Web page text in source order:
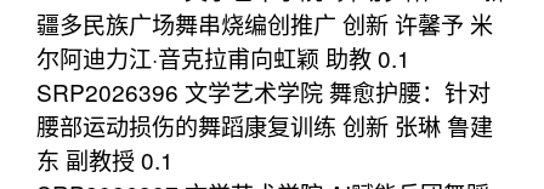
疆多民族广场舞串烧编创推广 创新 许馨予 米
尔阿迪力江·音克拉甫向虹颖 助教 0.1
SRP2026396 文学艺术学院 舞愈护腰：针对
腰部运动损伤的舞蹈康复训练 创新 张琳 鲁建
东 副教授 0.1